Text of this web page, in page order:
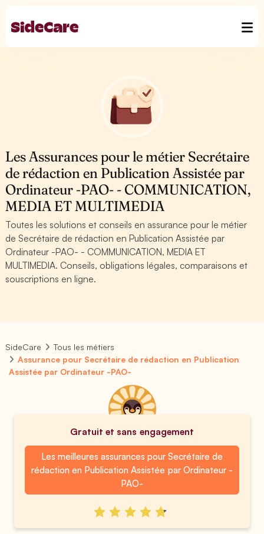
Les Assurances pour le métier Secrétaire
de rédaction en Publication Assistée par
Ordinateur -PAO- - COMMUNICATION,
MEDIA ET MULTIMEDIA
Toutes les solutions et conseils en assurance pour le métier
de Secrétaire de rédaction en Publication Assistée par
Ordinateur -PAO- - COMMUNICATION, MEDIA ET
MULTIMEDIA. Conseils, obligations légales, comparaisons et
souscriptions en ligne.
SideCare
Tous les métiers
Assurance pour Secrétaire de rédaction en Publication
Assistée par Ordinateur -PAO-
Gratuit et sans engagement
Les meilleures assurances pour Secrétaire de
rédaction en Publication Assistée par Ordinateur -
PAO-